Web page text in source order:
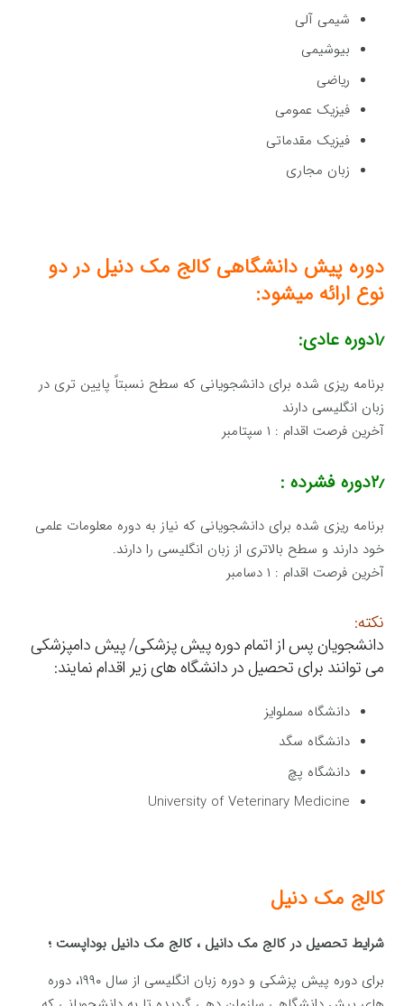
شیمی آلی
بیوشیمی
ریاضی
فیزیک عمومی
فیزیک مقدماتی
زبان مجاری
دوره پیش دانشگاهی کالج مک دنیل در دو
نوع ارائه میشود:
۱٫دوره عادی:
برنامه ریزی شده برای دانشجویانی که سطح نسبتاً پایین تری در
زبان انگلیسی دارند
آخرین فرصت اقدام : ۱ سپتامبر
۲٫دوره فشرده :
برنامه ریزی شده برای دانشجویانی که نیاز به دوره معلومات علمی
خود دارند و سطح بالاتری از زبان انگلیسی را دارند.
آخرین فرصت اقدام : ۱ دسامبر
نکته:
دانشجویان پس از اتمام دوره پیش پزشکی/ پیش دامپزشکی
می توانند برای تحصیل در دانشگاه های زیر اقدام نمایند:
دانشگاه سملوایز
دانشگاه سگد
دانشگاه پچ
University of Veterinary Medicine
کالج مک دنیل
شرایط تحصیل در کالج مک دانیل ، کالج مک دانیل بوداپست ؛
برای دوره پیش پزشکی و دوره زبان انگلیسی از سال ۱۹۹۰، دوره